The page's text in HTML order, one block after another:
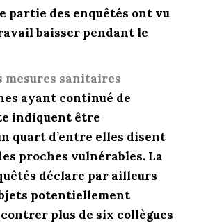
partie des enquêtés ont vu
baisser pendant le
mesures sanitaires
ayant continué de
indiquent être
quart d’entre elles disent
proches vulnérables. La
déclare par ailleurs
potentiellement
plus de six collègues